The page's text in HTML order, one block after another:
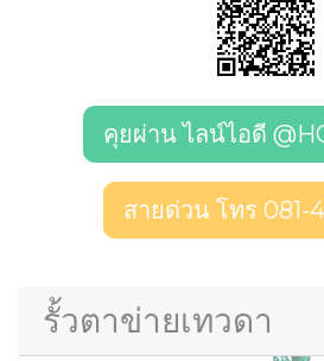
คุยผ่าน ไลน์ไอดี
สายด่วน โทร 081-
รั้วตาข่ายเทวดา